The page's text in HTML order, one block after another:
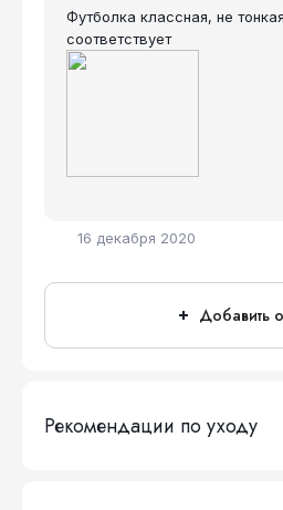
16 декабря 2020
Футболка классная, не
соответствует
Добавить
Рекомендации по уходу